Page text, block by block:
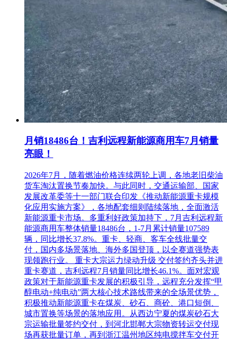
月销18486台！吉利远程新能源商用车7月销量
亮眼！
2026年7月，随着燃油价格连续两轮上调，各地老旧柴油
货车淘汰置换节奏加快。与此同时，交通运输部、国家
发展改革委等十一部门联合印发《推动新能源重卡规模
化应用实施方案》，各地配套细则陆续落地，全面激活
新能源重卡市场。多重利好政策加持下，7月吉利远程新
能源商用车整体销量18486台，1-7月累计销量107589
辆，同比增长37.8%。重卡、轻商、客车全线批量交
付，国内多场景落地、海外多国登顶，以全赛道强势表
现领跑行业。 重卡大宗运力绿动升级 交付签约齐头并进
重卡赛道，吉利远程7月销量同比增长46.1%。面对宏观
政策对于新能源重卡发展的积极引导，远程充分发挥“甲
醇电动+纯电动”两大核心技术路线带来的全场景优势，
积极推动新能源重卡在煤炭、砂石、商砼、港口短倒、
城市置换等场景的落地应用。从西边宁夏的煤炭砂石大
宗运输批量签约交付，到河北邯郸大宗物资转运交付现
场再获批量订单，再到浙江温州地区纯电搅拌车交付开